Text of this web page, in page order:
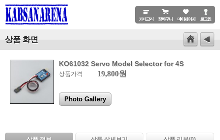
상품 화면
KO61032 Servo Model Selector for 4S
상품가격 19,800원
Photo Gallery